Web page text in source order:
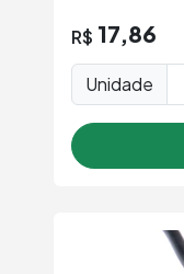
R$ 17,86
Unidade